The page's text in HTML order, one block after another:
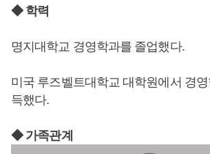
◆ 학력
명지대학교 경영학과를 졸업했다.
미국 루즈벨트대학교 대학원에서 경
득했다.
◆ 가족관계